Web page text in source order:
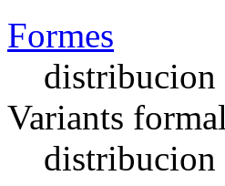
Formes
Variants
distribucion